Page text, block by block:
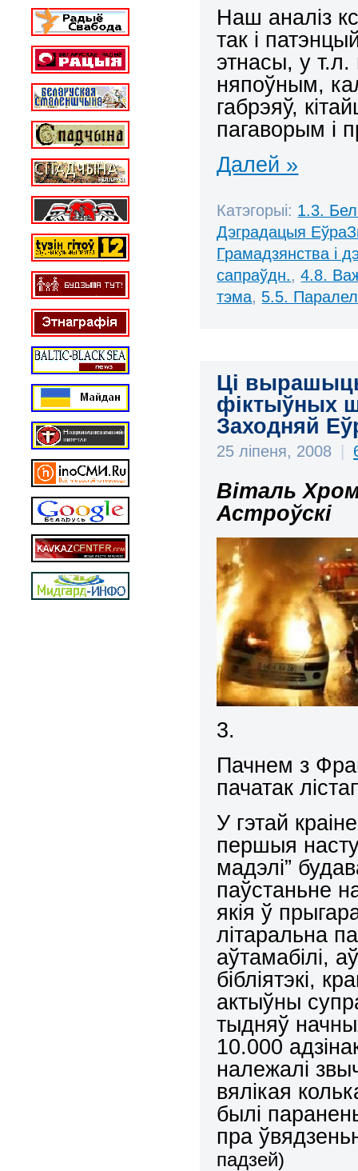
Наш аналіз
так і
этнасы, у т.л.
няпоўным,
габрэяў,
пагаворым і
Далей »
Катэгорыі: 1.3.
Дэградацыя
Грамадзянства і
сапраўдн.,4.8.
тэма, 5.5.
Ці
фіктыўных
Заходняй
25 ліпеня, 2008
Віталь
Астроўскі
3.
Пачнем з
пачатак
У гэтай
першыя
мадэлі”
паўстаньне
якія ў
літаральна
аўтамабілі,
бібліятэкі,
актыўны
тыдняў
10.000
належалі
вялікая
былі
пра
падзей)